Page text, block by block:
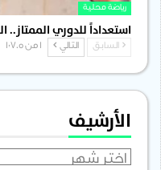
رياضة محلية
استعداداً للدوري الممتاز..
السابق التالي
الأرشيف
الأرشيف